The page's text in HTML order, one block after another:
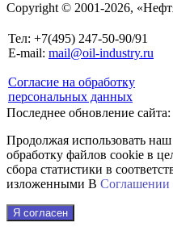
Copyright © 2001-2026,
Тел: +7(495) 247-50-90/91
E-mail: mail@oil-industry.ru
Согласие на обработку
персональных данных
Последнее обновление
Продолжая использовать наш
обработку файлов cookie в
сбора статистики в
изложенными В Соглашении
Я согласен